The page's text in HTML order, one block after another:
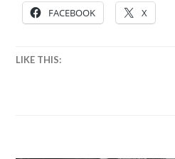
FACEBOOK X
LIKE THIS: